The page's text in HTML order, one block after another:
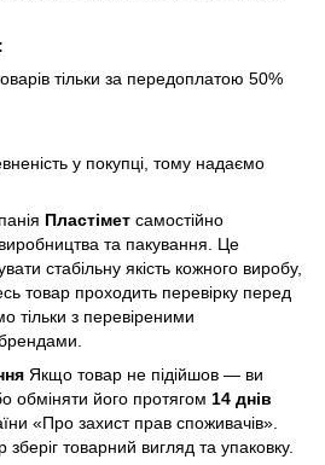
тільки за передоплатою 50%
у покупці, тому надаємо
Пластімет самостійно
та пакування. Це
стабільну якість кожного виробу,
товар проходить перевірку перед
тільки з перевіреними
Якщо товар не підійшов — ви
обміняти його протягом 14 днів
«Про захист прав споживачів».
товарний вигляд та упаковку.